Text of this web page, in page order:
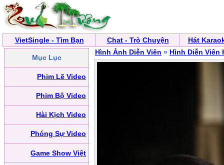
VietSingle - Tìm Bạn Chat - Trò Chuyện Hát
Mục Lục
Phim Lẽ Video
Phim Bộ Video
Hài Kịch Video
Phóng Sự Video
Game Show Việt
Hình Ảnh Diễn Viên » Hình Diễn Viên